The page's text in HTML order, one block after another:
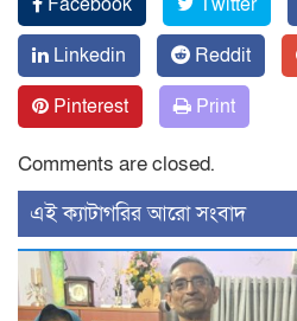
Linkedin
Reddit
Pinterest
Print
Comments are closed.
‍এই ক্যাটাগরির ‍আরো সংবাদ